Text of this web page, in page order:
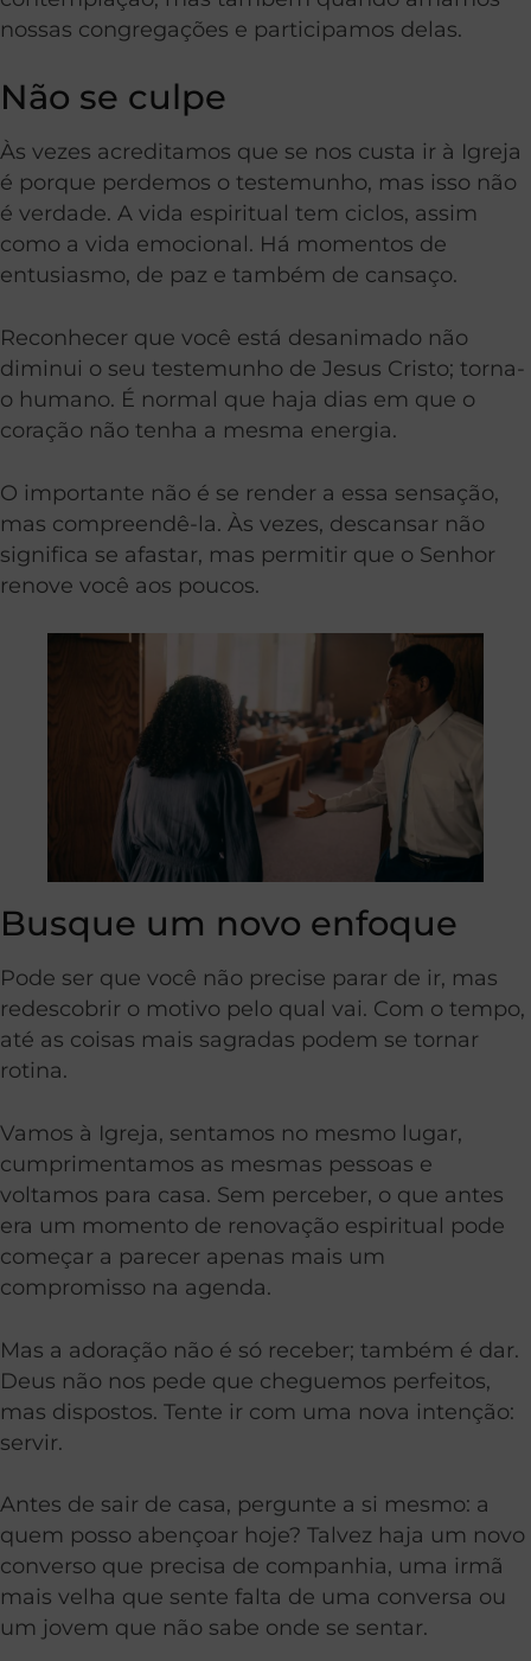
nossas congregações e participamos delas.
Não se culpe
Às vezes acreditamos que se nos custa ir à Igreja
é porque perdemos o testemunho, mas isso não
é verdade. A vida espiritual tem ciclos, assim
como a vida emocional. Há momentos de
entusiasmo, de paz e também de cansaço.
Reconhecer que você está desanimado não
diminui o seu testemunho de Jesus Cristo; torna-
o humano. É normal que haja dias em que o
coração não tenha a mesma energia.
O importante não é se render a essa sensação,
mas compreendê-la. Às vezes, descansar não
significa se afastar, mas permitir que o Senhor
renove você aos poucos.
Busque um novo enfoque
Pode ser que você não precise parar de ir, mas
redescobrir o motivo pelo qual vai. Com o tempo,
até as coisas mais sagradas podem se tornar
rotina.
Vamos à Igreja, sentamos no mesmo lugar,
cumprimentamos as mesmas pessoas e
voltamos para casa. Sem perceber, o que antes
era um momento de renovação espiritual pode
começar a parecer apenas mais um
compromisso na agenda.
Mas a adoração não é só receber; também é dar.
Deus não nos pede que cheguemos perfeitos,
mas dispostos. Tente ir com uma nova intenção:
servir.
Antes de sair de casa, pergunte a si mesmo: a
quem posso abençoar hoje? Talvez haja um novo
converso que precisa de companhia, uma irmã
mais velha que sente falta de uma conversa ou
um jovem que não sabe onde se sentar.